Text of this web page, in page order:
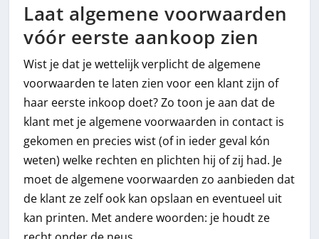
Laat algemene voorwaarden
vóór eerste aankoop zien
Wist je dat je wettelijk verplicht de algemene
voorwaarden te laten zien voor een klant zijn of
haar eerste inkoop doet? Zo toon je aan dat de
klant met je algemene voorwaarden in contact is
gekomen en precies wist (of in ieder geval kón
weten) welke rechten en plichten hij of zij had. Je
moet de algemene voorwaarden zo aanbieden dat
de klant ze zelf ook kan opslaan en eventueel uit
kan printen. Met andere woorden: je houdt ze